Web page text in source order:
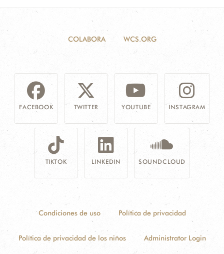
COLABORA WCS.ORG
FACEBOOK TWITTER YOUTUBE INSTAGRAM
TIKTOK LINKEDIN SOUNDCLOUD
Condiciones de uso Política de privacidad
Política de privacidad de los niños Administrator Login